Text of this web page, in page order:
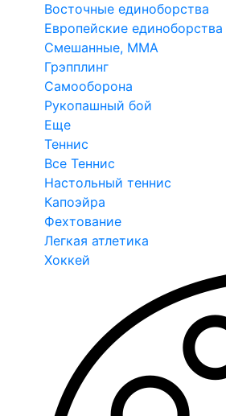
Восточные единоборства
Европейские единоборства
Смешанные, ММА
Грэпплинг
Самооборона
Рукопашный бой
Еще
Теннис
Все Теннис
Настольный теннис
Капоэйра
Фехтование
Легкая атлетика
Хоккей